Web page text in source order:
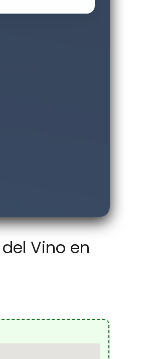
Vino en